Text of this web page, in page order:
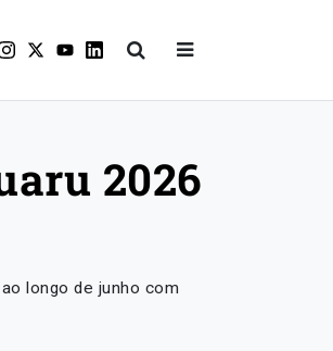
2026
longo de junho com